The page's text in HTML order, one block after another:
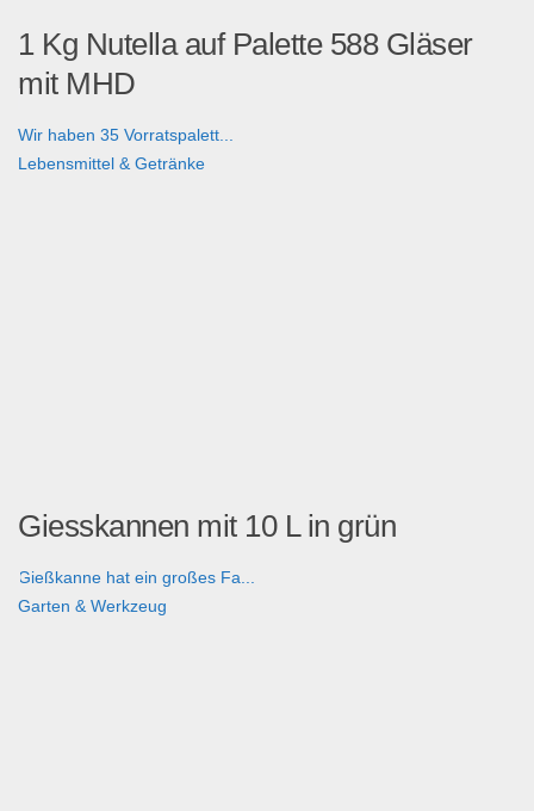
1 Kg Nutella auf Palette 588 Gläser
mit MHD
Wir haben 35 Vorratspalett...
Lebensmittel & Getränke
Giesskannen mit 10 L in grün
Gießkanne hat ein großes Fa...
Garten & Werkzeug